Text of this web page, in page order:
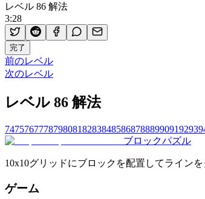
レベル 86 解法
3:28
完了
前のレベル
次のレベル
レベル 86 解法
7475767778798081828384858687888990919293
ブロックパズル
10x10グリッドにブロックを配置してライン
ゲーム